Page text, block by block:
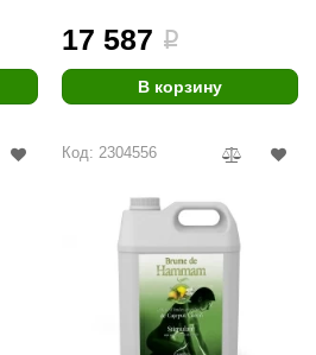
17 587 i
В корзину
Код: 2304556